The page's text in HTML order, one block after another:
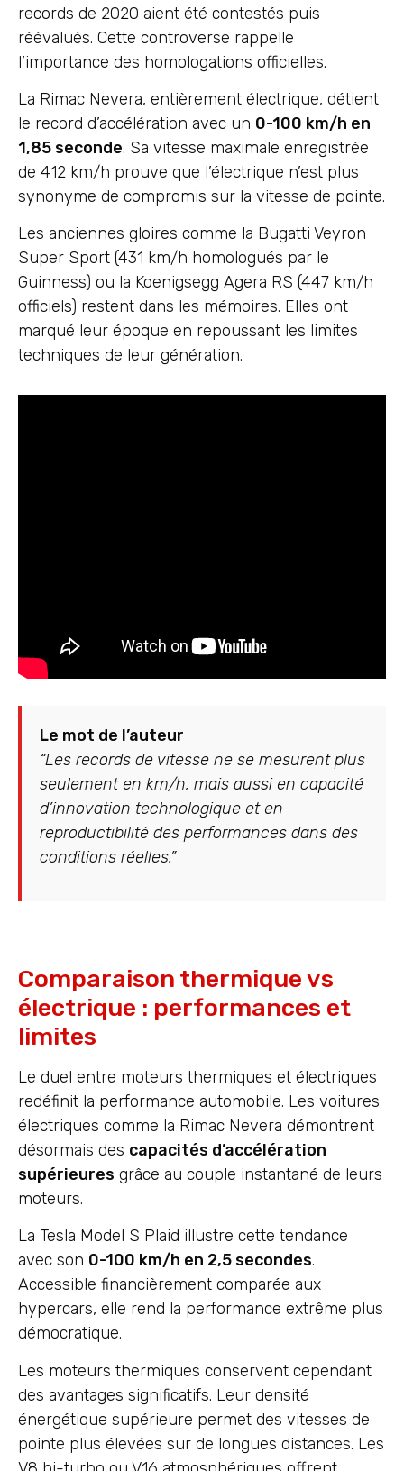
records de 2020 aient été contestés puis
réévalués. Cette controverse rappelle
l’importance des homologations officielles.
La Rimac Nevera, entièrement électrique, détient
le record d’accélération avec un 0-100 km/h en
1,85 seconde. Sa vitesse maximale enregistrée
de 412 km/h prouve que l’électrique n’est plus
synonyme de compromis sur la vitesse de pointe.
Les anciennes gloires comme la Bugatti Veyron
Super Sport (431 km/h homologués par le
Guinness) ou la Koenigsegg Agera RS (447 km/h
officiels) restent dans les mémoires. Elles ont
marqué leur époque en repoussant les limites
techniques de leur génération.
Le mot de l’auteur
“Les records de vitesse ne se mesurent plus
seulement en km/h, mais aussi en capacité
d’innovation technologique et en
reproductibilité des performances dans des
conditions réelles.”
Comparaison thermique vs
électrique : performances et
limites
Le duel entre moteurs thermiques et électriques
redéfinit la performance automobile. Les voitures
électriques comme la Rimac Nevera démontrent
désormais des capacités d’accélération
supérieures grâce au couple instantané de leurs
moteurs.
La Tesla Model S Plaid illustre cette tendance
avec son 0-100 km/h en 2,5 secondes.
Accessible financièrement comparée aux
hypercars, elle rend la performance extrême plus
démocratique.
Les moteurs thermiques conservent cependant
des avantages significatifs. Leur densité
énergétique supérieure permet des vitesses de
pointe plus élevées sur de longues distances. Les